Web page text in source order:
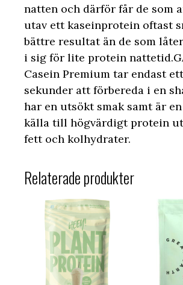
natten och därför får de som
utav ett kaseinprotein oftast
bättre resultat än de som
i sig för lite protein
Casein Premium tar endast
sekunder att förbereda i en
har en utsökt smak samt är
källa till högvärdigt protein
fett och kolhydrater.
Relaterade produkter